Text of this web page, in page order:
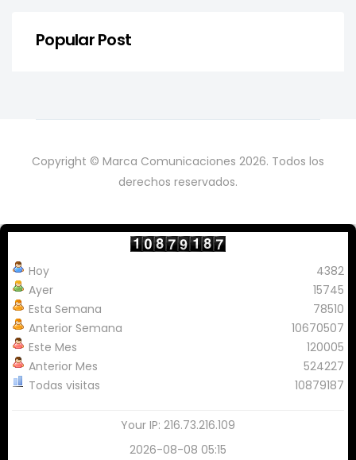
Popular Post
Copyright © Marca Comunicaciones 2026. Todos los
derechos reservados.
Hoy
Ayer
Esta Semana
Anterior Semana
Este Mes
Anterior Mes
Todas visitas
4382
15745
78510
10670507
120005
524227
10879187
Your IP: 216.73.216.109
2026-08-08 05:15